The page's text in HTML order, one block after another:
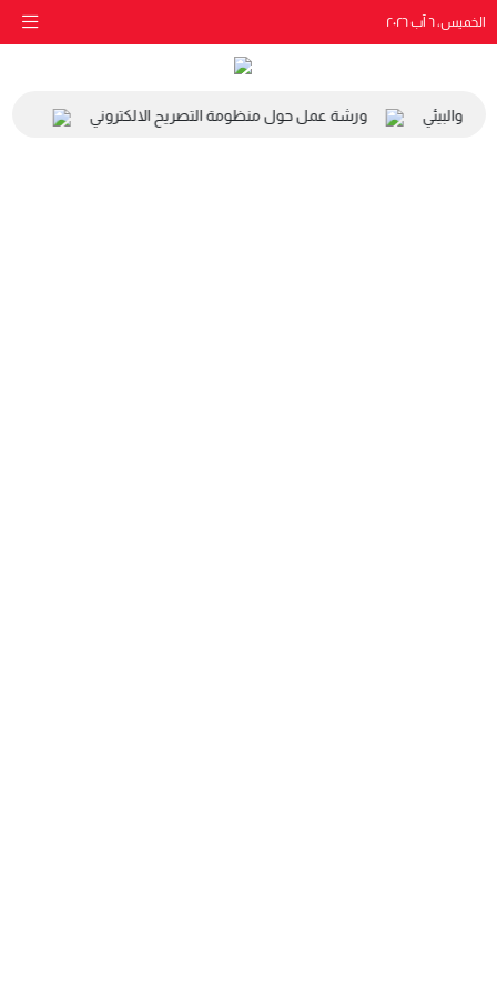
الخميس، ٦ آب ٢٠٢٦
والبيئي ورشة عمل حول منظومة التصريح الالكتروني